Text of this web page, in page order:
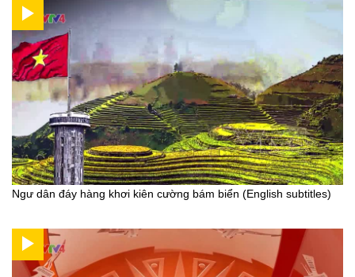
Ngư dân đáy hàng khơi kiên cường bám biển (English subtitles)